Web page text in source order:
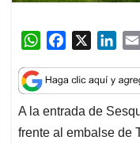
W
a
t
s
A
c
e
b
o
n
k
e
d
A la entrada de
frente al embalse de